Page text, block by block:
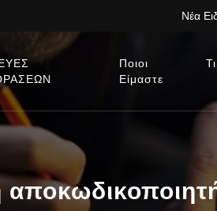
Νέα
Ποιοι
Είμαστε